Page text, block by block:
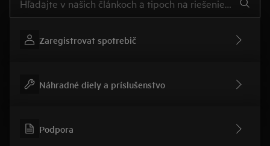
Zaregistrovat spotrebič
Náhradné diely a príslušenstvo
Podpora